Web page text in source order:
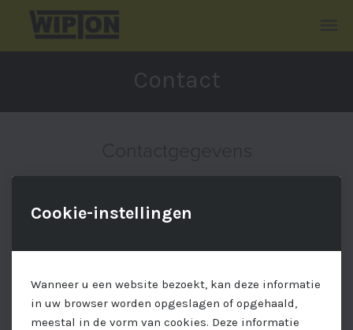
Contact
Moleneinde 15,
E-mail
vzw.wipton@gmail.com
Cookie-instellingen
Wanneer u een website bezoekt, kan deze informatie
in uw browser worden opgeslagen of opgehaald,
meestal in de vorm van cookies. Deze informatie